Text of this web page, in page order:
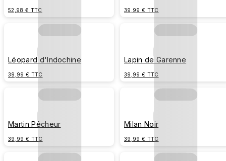
52,98 € TTC 39,99 € TTC
Léopard d'Indochine
39,99 € TTC
Lapin de Garenne
39,99 € TTC
Martin Pêcheur
39,99 € TTC
Milan Noir
39,99 € TTC